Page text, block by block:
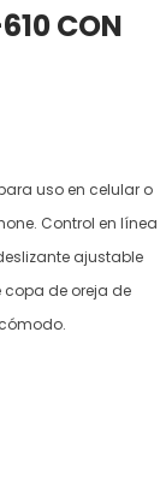
CON
uso en celular o
Control en línea
ajustable
copa de oreja de